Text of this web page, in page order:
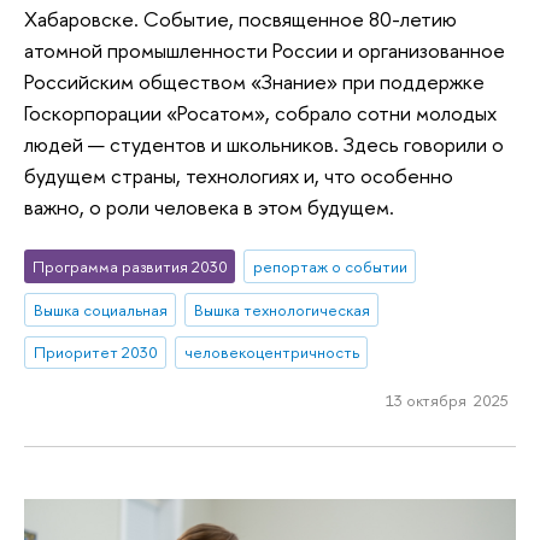
Хабаровске. Событие, посвященное 80-летию
атомной промышленности России и организованное
Российским обществом «Знание» при поддержке
Госкорпорации «Росатом», собрало сотни молодых
людей — студентов и школьников. Здесь говорили о
будущем страны, технологиях и, что особенно
важно, о роли человека в этом будущем.
Программа развития 2030
репортаж о событии
Вышка социальная
Вышка технологическая
Приоритет 2030
человекоцентричность
13 октября 2025